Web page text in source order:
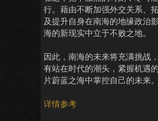
行。藉由不断加强外交关系、
及提升自身在南海的地缘政治
海的新现实中立于不败之地。
因此，南海的未来将充满挑战
有站在时代的潮头，紧握机遇
片蔚蓝之海中掌控自己的未来。
详情参考